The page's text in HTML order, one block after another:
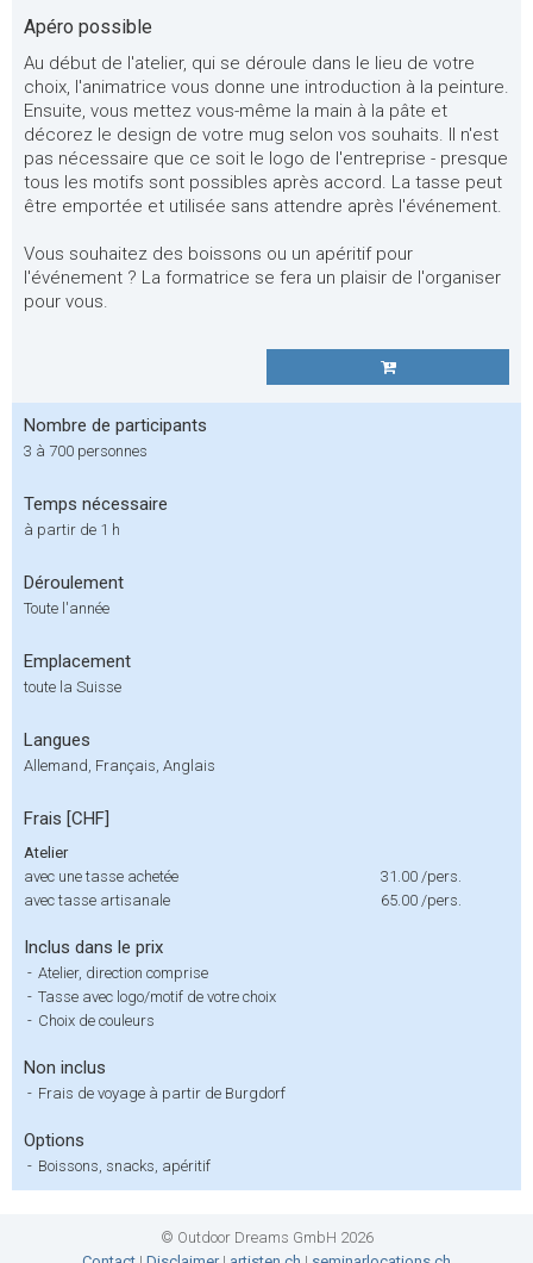
Apéro possible
Au début de l'atelier, qui se déroule dans le lieu de votre
choix, l'animatrice vous donne une introduction à la peinture.
Ensuite, vous mettez vous-même la main à la pâte et
décorez le design de votre mug selon vos souhaits. Il n'est
pas nécessaire que ce soit le logo de l'entreprise - presque
tous les motifs sont possibles après accord. La tasse peut
être emportée et utilisée sans attendre après l'événement.
Vous souhaitez des boissons ou un apéritif pour
l'événement ? La formatrice se fera un plaisir de l'organiser
pour vous.
Nombre de participants
3 à 700 personnes
Temps nécessaire
à partir de 1 h
Déroulement
Toute l'année
Emplacement
toute la Suisse
Langues
Allemand, Français, Anglais
Frais [CHF]
Atelier
avec une tasse achetée
31.00 /pers.
avec tasse artisanale
65.00 /pers.
Inclus dans le prix
- Atelier, direction comprise
- Tasse avec logo/motif de votre choix
- Choix de couleurs
Non inclus
- Frais de voyage à partir de Burgdorf
Options
- Boissons, snacks, apéritif
© Outdoor Dreams GmbH 2026